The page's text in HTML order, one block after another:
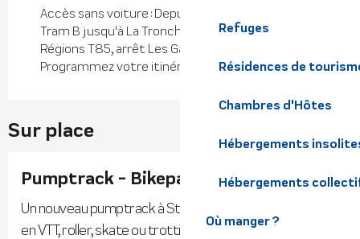
Refuges
Résidences de
Chambres d'Hôtes
Hébergements
Hébergements
Où manger ?
Accès sans voiture : Depuis Grenoble, prendre le
Tram B jusqu'à La Tronche Hôpital puis ligne Cars
Régions T85, arrêt Les Gaudes.
Programmez votre itinéraire sur www.oura.com
Sur place
Pumptrack - Bikepark
Un nouveau pumptrack à St Hilaire ! Venez vous essayer
en VTT, roller, skate ou trottinette sur cette boucle en